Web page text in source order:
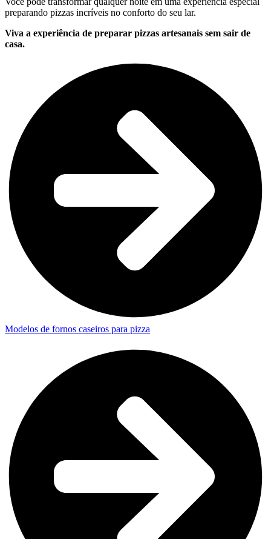
preparando pizzas incríveis no conforto do seu lar.
Viva a experiência de preparar pizzas artesanais sem sair de
casa.
Modelos de fornos caseiros para pizza